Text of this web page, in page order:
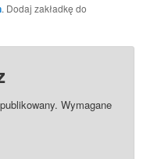
. Dodaj zakładkę do
Wymagane